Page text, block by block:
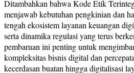
Ditambahkan bahwa Kode Etik
menjawab kebutuhan pengkinian dan
tengah ekosistem layanan keuangan
serta dinamika regulasi yang terus
pembaruan ini penting untuk
kompleksitas bisnis digital dan
kecerdasan buatan hingga digitalisasi